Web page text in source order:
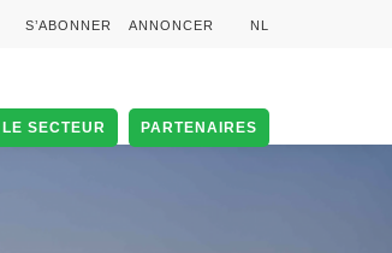
S’ABONNER ANNONCER NL
SECTEUR PARTENAIRES